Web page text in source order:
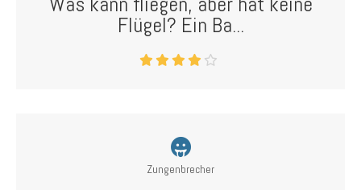
Flügel? Ein Ba...
Zungenbrecher